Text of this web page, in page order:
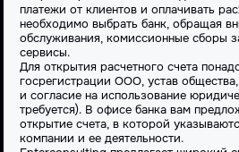
платежи от клиентов и оплачивать
необходимо выбрать банк, обращая
обслуживания, комиссионные сборы
сервисы.
Для открытия расчетного счета
госрегистрации ООО, устав
и согласие на использование
требуется). В офисе банка вам
открытие счета, в которой
компании и ее деятельности.